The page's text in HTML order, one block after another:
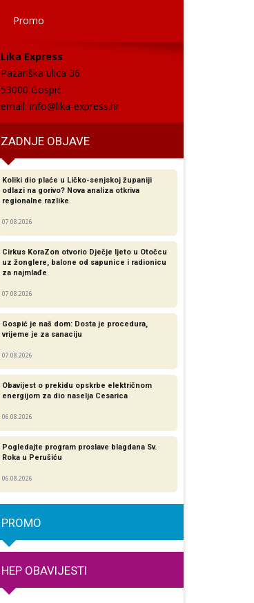
Promo
Lika Express
Pazariška ulica 36
53000 Gospić
email: info@lika-express.hr
ZADNJE OBJAVE
Koliki dio plaće u Ličko-senjskoj županiji
odlazi na gorivo? Nova analiza otkriva
regionalne razlike​
07.08.2026
Cirkus KoraZon otvorio Dječje ljeto u Otočcu
uz žonglere, balone od sapunice i radionicu
za najmlađe
07.08.2026
Gospić je naš dom: Dosta je procedura,
vrijeme je za sanaciju
07.08.2026
Obavijest o prekidu opskrbe električnom
energijom za dio naselja Cesarica
06.08.2026
Pogledajte program proslave blagdana Sv.
Roka u Perušiću
06.08.2026
PROMO
HEP OBAVIJESTI